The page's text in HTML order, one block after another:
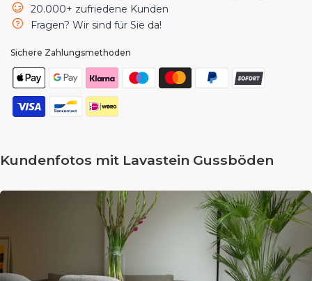
20.000+ zufriedene Kunden
Fragen? Wir sind für Sie da!
Sichere Zahlungsmethoden
Kundenfotos mit Lavastein Gussböden